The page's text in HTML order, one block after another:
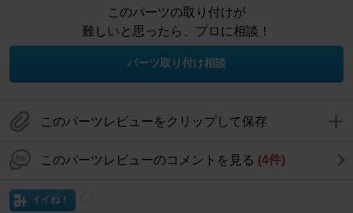
このパーツの取り付けが
難しいと思ったら、プロに相談！
パーツ取り付け相談
このパーツレビューをクリップして保存
このパーツレビューのコメントを見る (4件)
イイね！